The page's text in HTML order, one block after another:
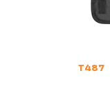
T487